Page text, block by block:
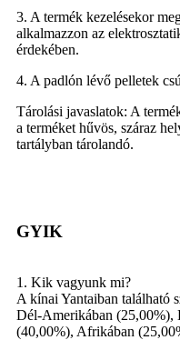
3. A termék kezelésekor
alkalmazzon az
érdekében.
4. A padlón lévő pelletek
Tárolási javaslatok: A
a terméket hűvös, száraz
tartályban tárolandó.
GYIK
1. Kik vagyunk mi?
A kínai Yantaiban található
Dél-Amerikában (25,00%),
(40,00%), Afrikában